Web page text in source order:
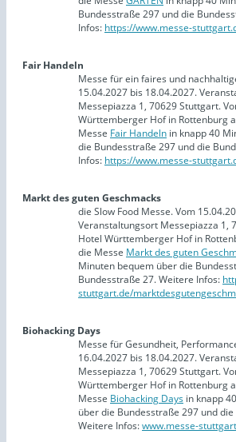
Bundesstraße 297 und die
Infos: https://www.messe-
Fair Handeln
Messe für ein faires und
15.04.2027 bis 18.04.2027.
Messepiazza 1, 70629 Stuttgart.
Württemberger Hof in Rottenburg
Messe Fair Handeln in knapp 40
die Bundesstraße 297 und die
Infos: https://www.messe-
Markt des guten Geschmacks
die Slow Food Messe. Vom
Veranstaltungsort Messepiazza 1,
Hotel Württemberger Hof in
die Messe Markt des guten
Minuten bequem über die
Bundesstraße 27. Weitere Infos:
stuttgart.de/
Biohacking Days
Messe für Gesundheit,
16.04.2027 bis 18.04.2027.
Messepiazza 1, 70629 Stuttgart.
Württemberger Hof in Rottenburg
Messe Biohacking Days in knapp
über die Bundesstraße 297 und
Weitere Infos:www.messe-